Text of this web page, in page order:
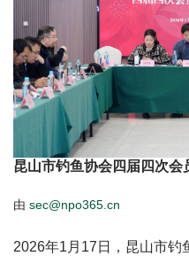
昆山市钓鱼协会四届四次会
由 sec@npo365.cn
2026年1月17日，昆山市